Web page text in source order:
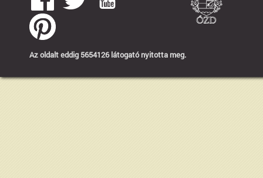
Az oldalt eddig 5654126 látogató nyitotta meg.